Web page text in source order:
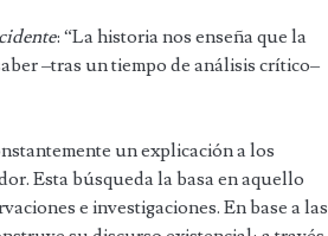
: “La historia nos enseña que la
–tras un tiempo de análisis crítico–
un explicación a los
Esta búsqueda la basa en aquello
e investigaciones. En base a las